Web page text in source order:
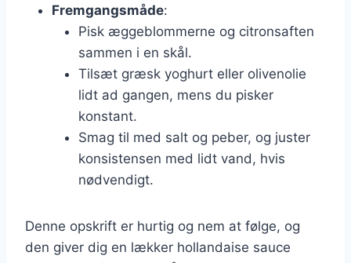
Fremgangsmåde:
Pisk æggeblommerne og citronsaften
sammen i en skål.
Tilsæt græsk yoghurt eller olivenolie
lidt ad gangen, mens du pisker
konstant.
Smag til med salt og peber, og juster
konsistensen med lidt vand, hvis
nødvendigt.
Denne opskrift er hurtig og nem at følge, og
den giver dig en lækker hollandaise sauce